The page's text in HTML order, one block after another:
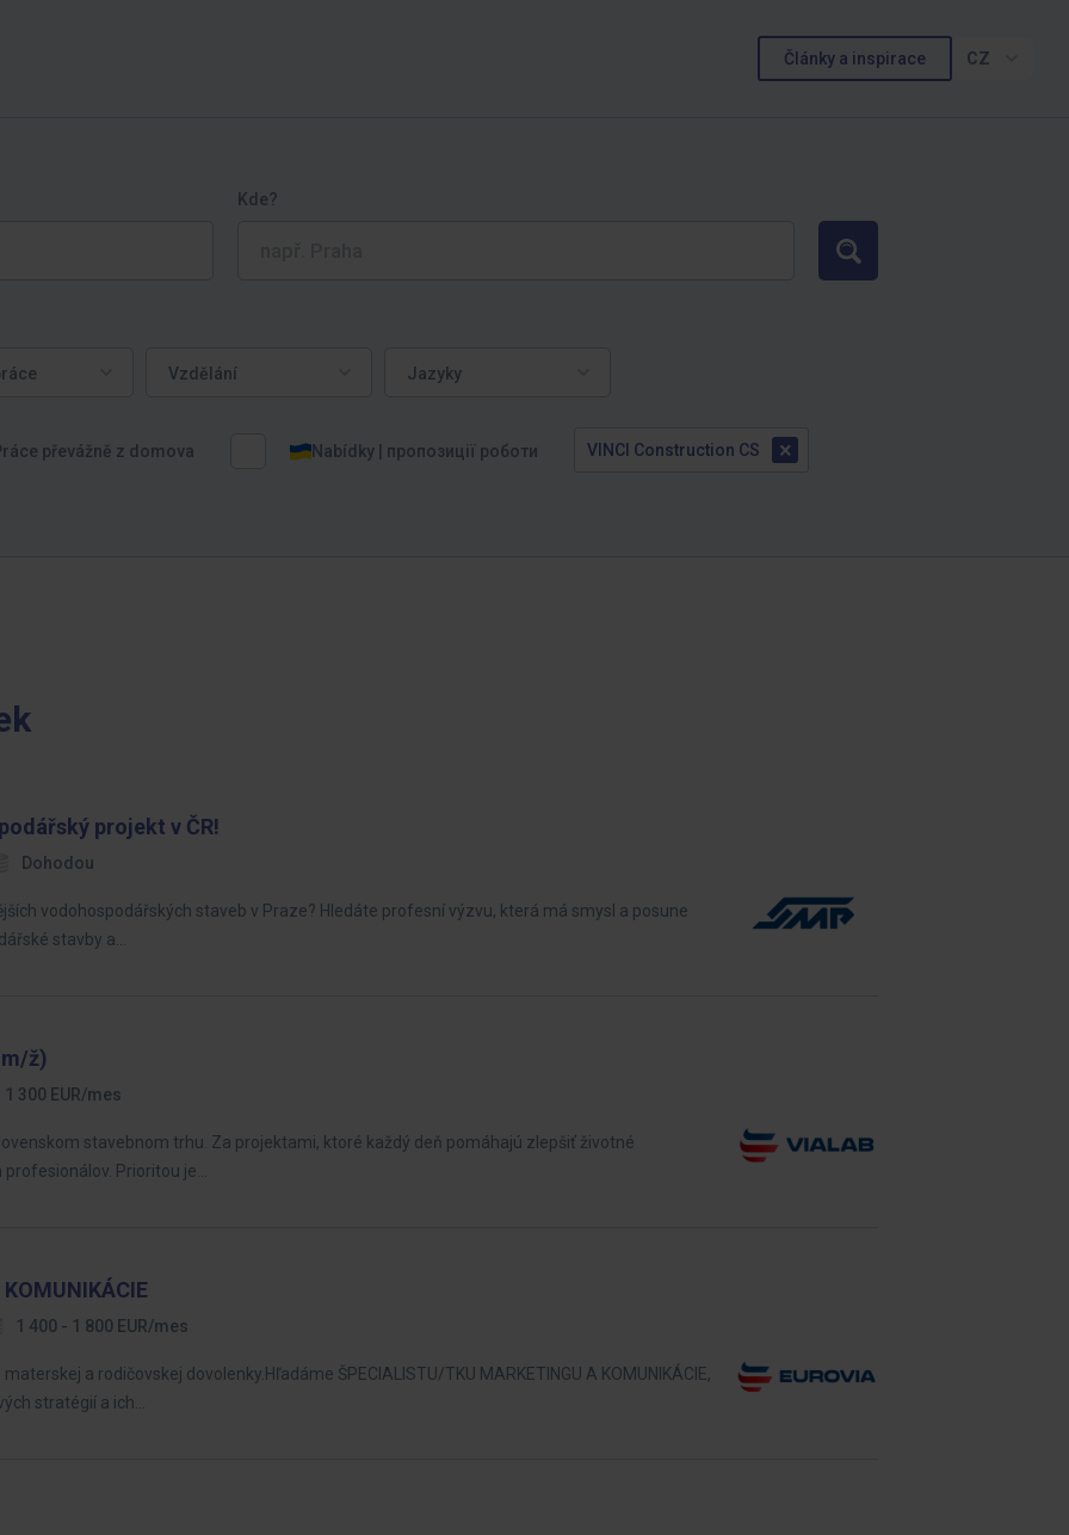
Články a inspirace CZ
Kde?
Hledat
Vzdělání
Jazyky
převážně z domova Nabídky | пропозиції роботи VINCI Construction CS ×
projekt v ČR!
Dohodou
vodohospodářských staveb v Praze? Hledáte profesní výzvu, která má smysl a posune
stavby a…
ž)
1 300 EUR/mes
stavebnom trhu. Za projektami, ktoré každý deň pomáhajú zlepšiť životné
Prioritou je…
1 400 - 1 800 EUR/mes
a rodičovskej dovolenky.Hľadáme ŠPECIALISTU/TKU MARKETINGU A KOMUNIKÁCIE,
stratégií a ich…